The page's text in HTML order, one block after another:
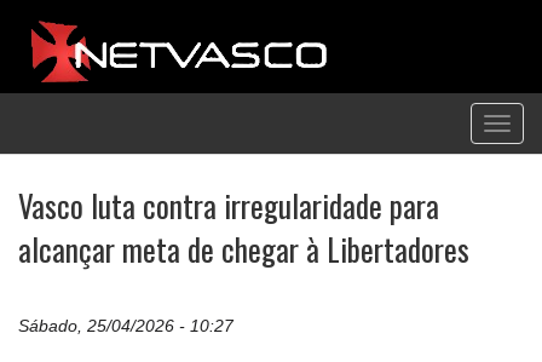
Vasco luta contra irregularidade para
alcançar meta de chegar à Libertadores
Sábado, 25/04/2026 - 10:27